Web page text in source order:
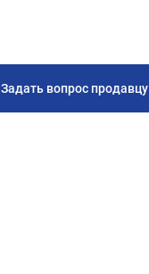
Задать вопрос продавцу